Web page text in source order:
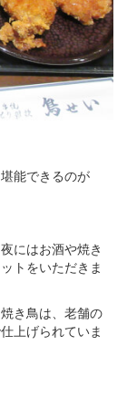
能できるのが
にはお酒や焼き
トをいただきま
き鳥は、老舗の
上げられていま